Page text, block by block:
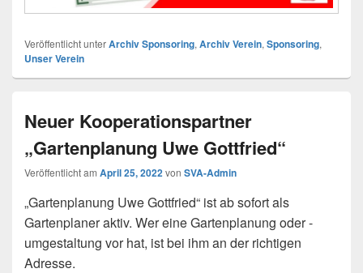
Veröffentlicht unterArchiv Sponsoring, Archiv Verein, Sponsoring,
Unser Verein
Neuer Kooperationspartner
„Gartenplanung Uwe Gottfried“
Veröffentlicht am April 25, 2022von SVA-Admin
„Gartenplanung Uwe Gottfried“ ist ab sofort als
Gartenplaner aktiv. Wer eine Gartenplanung oder -
umgestaltung vor hat, ist bei ihm an der richtigen
Adresse.